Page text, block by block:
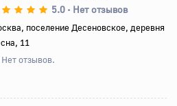
5.0 • Нет отзывов
поселение Десеновское, деревня
11
Нет отзывов.